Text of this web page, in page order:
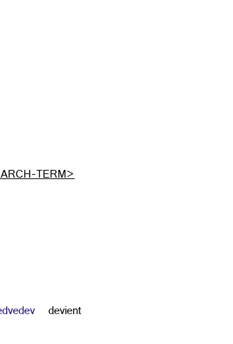
TERM>
devient